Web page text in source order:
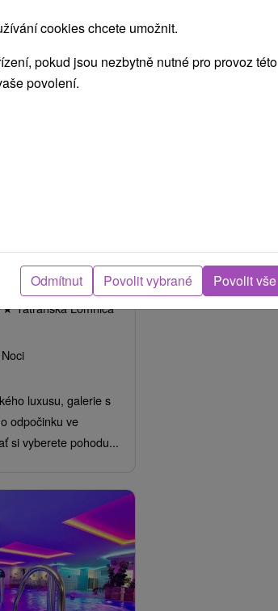
v Hotelu
za speciální
★Tatranská Lomnica
luxusu, galerie s
odpočinku ve
si vyberete pohodu...
cookies chcete umožnit.
pokud jsou nezbytně nutné pro provoz této
povolení.
Odmítnut Povolit vybrané Povolit vše